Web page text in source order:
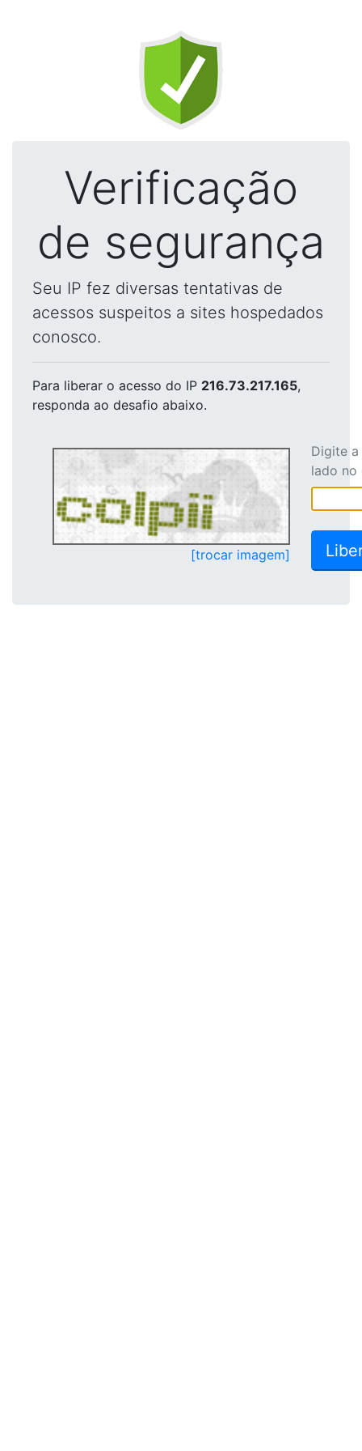
Verificação
de segurança
Seu IP fez diversas tentativas de
acessos suspeitos a sites hospedados
conosco.
Para liberar o acesso do IP 216.73.217.165,
responda ao desafio abaixo.
[trocar imagem]
Digite
lado no